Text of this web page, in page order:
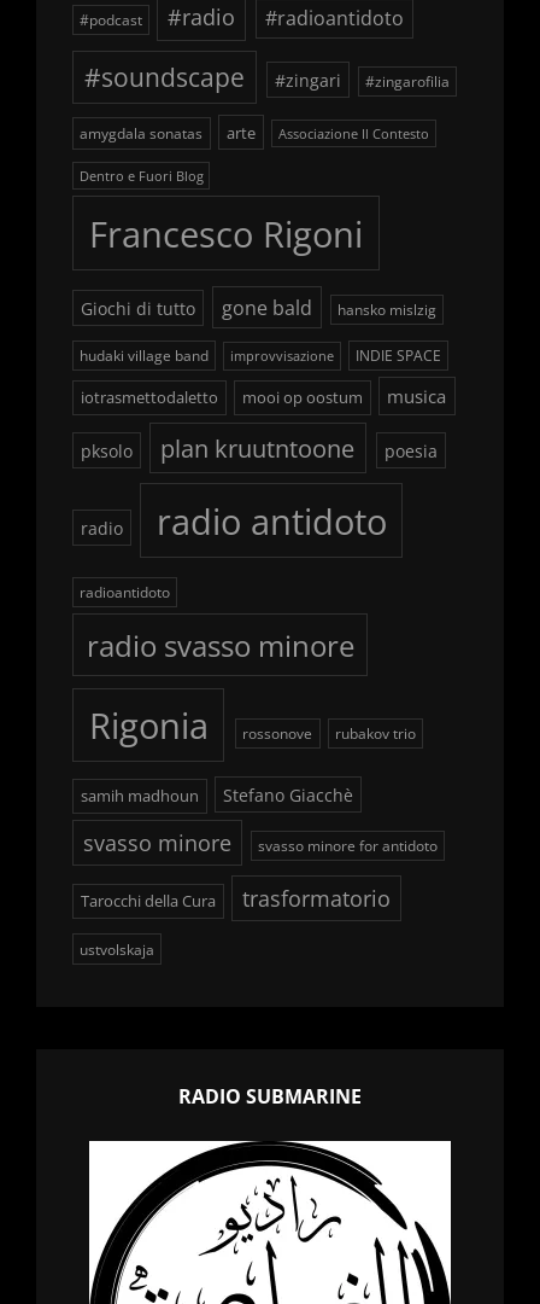
#podcast #radio #radioantidoto
#soundscape #zingari #zingarofilia
amygdala sonatas arte Associazione Il Contesto
Dentro e Fuori Blog
Francesco Rigoni
Giochi di tutto gone bald hansko mislzig
hudaki village band improvvisazione INDIE SPACE
iotrasmettodaletto mooi op oostum musica
pksolo plan kruutntoone poesia
radio radio antidoto
radioantidoto
radio svasso minore
Rigonia rossonove rubakov trio
samih madhoun Stefano Giacchè
svasso minore svasso minore for antidoto
Tarocchi della Cura trasformatorio
ustvolskaja
RADIO SUBMARINE